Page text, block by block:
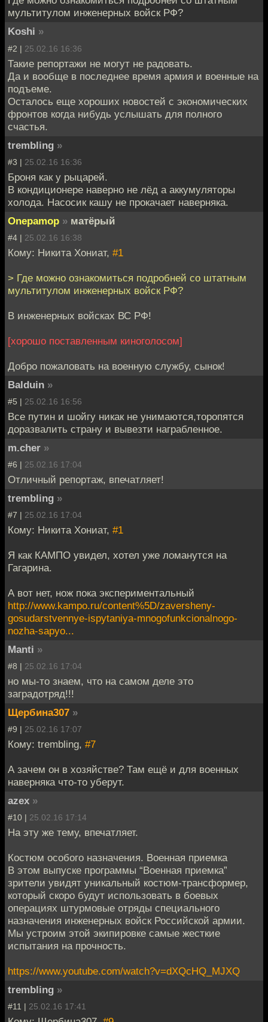
мультитулом инженерных войск РФ?
Koshi »
#2 | 25.02.16 16:36
Такие репортажи не могут не радовать.
Да и вообще в последнее время армия и военные на
подъеме.
Осталось еще хороших новостей с экономических
фронтов когда нибудь услышать для полного
счастья.
trembling »
#3 | 25.02.16 16:36
Броня как у рыцарей.
В кондиционере наверно не лёд а аккумуляторы
холода. Насосик кашу не прокачает наверняка.
Onepamop » матёрый
#4 | 25.02.16 16:38
Кому: Никита Хониат, #1
> Где можно ознакомиться подробней со штатным
мультитулом инженерных войск РФ?
В инженерных войсках ВС РФ!
[хорошо поставленным киноголосом]
Добро пожаловать на военную службу, сынок!
Balduin »
#5 | 25.02.16 16:56
Все путин и шойгу никак не унимаются,торопятся
доразвалить страну и вывезти награбленное.
m.cher »
#6 | 25.02.16 17:04
Отличный репортаж, впечатляет!
trembling »
#7 | 25.02.16 17:04
Кому: Никита Хониат, #1
Я как КАМПО увидел, хотел уже ломанутся на
Гагарина.
А вот нет, нож пока экспериментальный
http://www.kampo.ru/content%5D/zaversheny-
gosudarstvennye-ispytaniya-mnogofunkcionalnogo-
nozha-sapyo...
Manti »
#8 | 25.02.16 17:04
но мы-то знаем, что на самом деле это
заградотряд!!!
Щербина307 »
#9 | 25.02.16 17:07
Кому: trembling, #7
А зачем он в хозяйстве? Там ещё и для военных
наверняка что-то уберут.
azex »
#10 | 25.02.16 17:14
На эту же тему, впечатляет.
Костюм особого назначения. Военная приемка
В этом выпуске программы “Военная приемка”
зрители увидят уникальный костюм-трансформер,
который скоро будут использовать в боевых
операциях штурмовые отряды специального
назначения инженерных войск Российской армии.
Мы устроим этой экипировке самые жесткие
испытания на прочность.
https://www.youtube.com/watch?v=dXQcHQ_MJXQ
trembling »
#11 | 25.02.16 17:41